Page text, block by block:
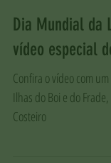
Dia Mundial da
vídeo especial
Confira o vídeo com
Ilhas do Boi e do
Costeiro